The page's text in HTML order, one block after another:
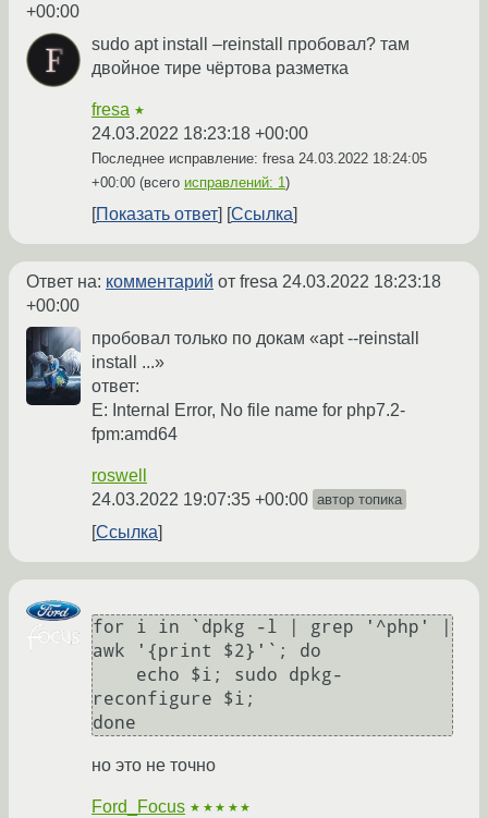
+00:00
sudo apt install –reinstall пробовал? там
двойное тире чёртова разметка
fresa ★
24.03.2022 18:23:18 +00:00
Последнее исправление: fresa 24.03.2022 18:24:05
+00:00 (всего исправлений: 1)
Показать ответ Ссылка
Ответ на: комментарий от fresa 24.03.2022 18:23:18
+00:00
пробовал только по докам «apt --reinstall
install ...»
ответ:
E: Internal Error, No file name for php7.2-
fpm:amd64
roswell
24.03.2022 19:07:35 +00:00 автор топика
Ссылка
for i in `dpkg -l | grep '^php' |
awk '{print $2}'`; do
reconfigure $i;
но это не точно
Ford_Focus ★★★★★